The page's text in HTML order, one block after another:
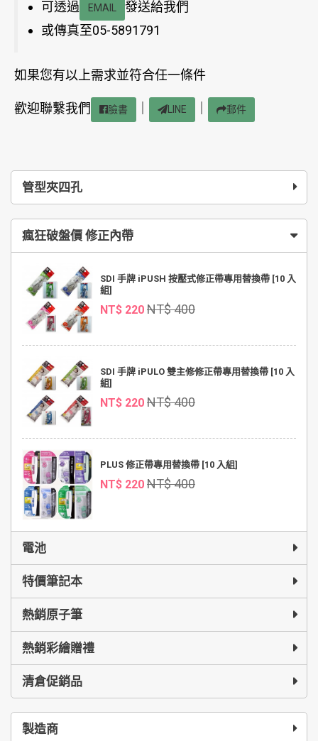
管型夾四孔
瘋狂破盤價 修正內帶
SDI 手牌 iPUSH 按壓式修正帶專用替換帶 [10 入
組]
NT$ 220 NT$ 400
SDI 手牌 iPULO 雙主修修正帶專用替換帶 [10 入
組]
NT$ 220 NT$ 400
PLUS 修正帶專用替換帶 [10 入組]
NT$ 220 NT$ 400
電池
特價筆記本
熱銷原子筆
熱銷彩繪贈禮
清倉促銷品
製造商
可透過 EMAIL
發送給我們
或傳真至05-5891791
如果您有以上需求並符合任一條件
歡迎聯繫我們 臉書 LINE 郵件